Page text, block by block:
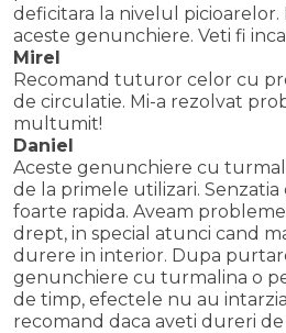
deficitara la nivelul picioarelor.
aceste genunchiere. Veti fi
Mirel
Recomand tuturor celor cu
de circulatie. Mi-a rezolvat
multumit!
Daniel
Aceste genunchiere cu
de la primele utilizari. Senzatia
foarte rapida. Aveam
drept, in special atunci cand
durere in interior. Dupa
genunchiere cu turmalina o
de timp, efectele nu au
recomand daca aveti dureri